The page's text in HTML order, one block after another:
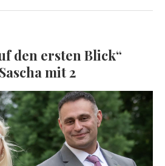
den ersten Blick“
mit 2